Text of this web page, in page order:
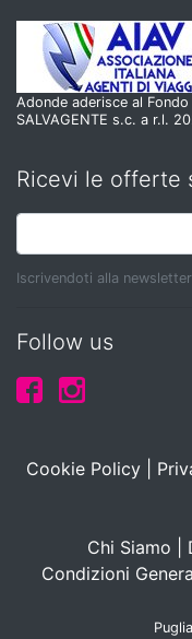
Adonde aderisce al
SALVAGENTE s.c. a r.l.
Ricevi le offerte
Iscrivendoti alla
Follow us
Cookie Policy|
Chi Siamo
Condizioni
Puglia